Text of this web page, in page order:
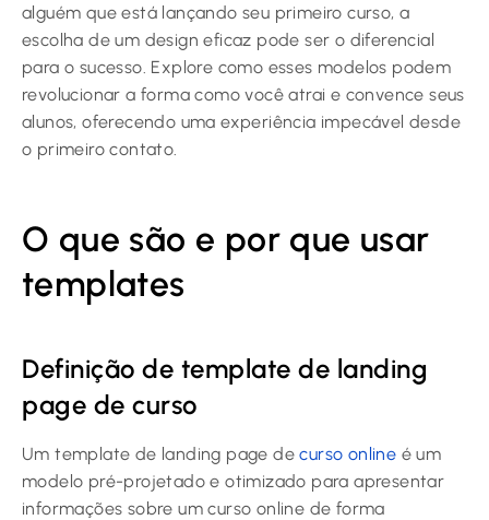
alguém que está lançando seu primeiro curso, a
escolha de um design eficaz pode ser o diferencial
para o sucesso. Explore como esses modelos podem
revolucionar a forma como você atrai e convence seus
alunos, oferecendo uma experiência impecável desde
o primeiro contato.
O que são e por que usar
templates
Definição de template de landing
page de curso
Um template de landing page decurso online é um
modelo pré-projetado e otimizado para apresentar
informações sobre um curso online de forma